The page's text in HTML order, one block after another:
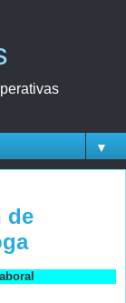
▼
de